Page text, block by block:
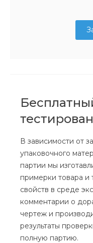
В зависимости от
упаковочного
партии мы
примерки товара и
свойств в среде
комментарии о
чертеж и
результаты
полную партию.